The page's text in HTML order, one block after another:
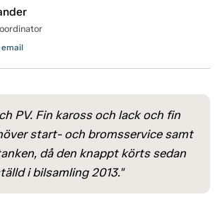
PV. Fin kaross och lack och fin
start- och bromsservice samt
då den knappt körts sedan
i bilsamling 2013."